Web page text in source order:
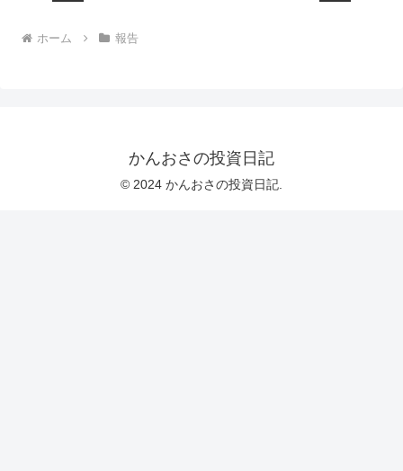
ホーム 報告
かんおさの投資日記
© 2024 かんおさの投資日記.